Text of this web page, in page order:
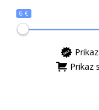
6 €
Prikaz